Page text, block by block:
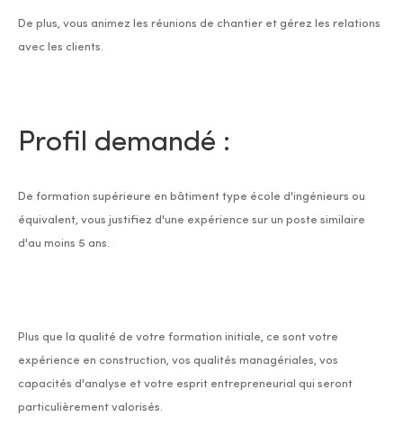
De plus, vous animez les réunions de chantier et gérez les relations
avec les clients.
Profil demandé :
De formation supérieure en bâtiment type école d'ingénieurs ou
équivalent, vous justifiez d'une expérience sur un poste similaire
d'au moins 5 ans.
Plus que la qualité de votre formation initiale, ce sont votre
expérience en construction, vos qualités managériales, vos
capacités d'analyse et votre esprit entrepreneurial qui seront
particulièrement valorisés.